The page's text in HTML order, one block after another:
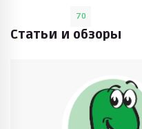
70
Статьи и обзоры